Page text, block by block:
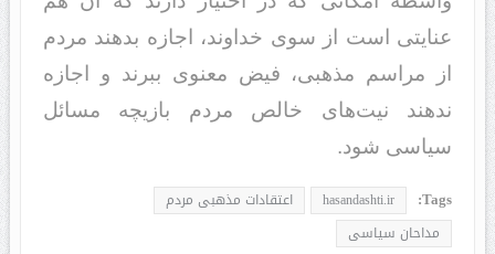
عنایتی است از سوی خداوند، اجازه بدهند مردم
از مراسم مذهبی، فیض معنوی ببرند و اجازه
ندهند نیت‌های خالص مردم بازیچه مسائل
سیاسی شود.
Tags:
hasandashti.ir
اعتقادات مذهبی مردم
مداحان سیاسی